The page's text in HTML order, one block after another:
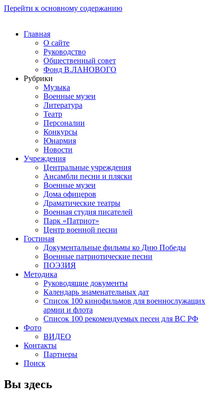
Перейти к основному содержанию
Главная
О сайте
Руководство
Общественный совет
Фонд В.ЛАНОВОГО
Рубрики
Музыка
Военные музеи
Литература
Театр
Персоналии
Конкурсы
Юнармия
Новости
Учреждения
Центральные учреждения
Ансамбли песни и пляски
Военные музеи
Дома офицеров
Драматические театры
Военная студия писателей
Парк «Патриот»
Центр военной песни
Гостиная
Документальные фильмы ко Дню Победы
Военные патриотические песни
ПОЭЗИЯ
Методика
Руководящие документы
Календарь знаменательных дат
Список 100 кинофильмов для военнослужащих
армии и флота
Список 100 рекомендуемых песен для ВС РФ
Фото
ВИДЕО
Контакты
Партнеры
Поиск
Вы здесь